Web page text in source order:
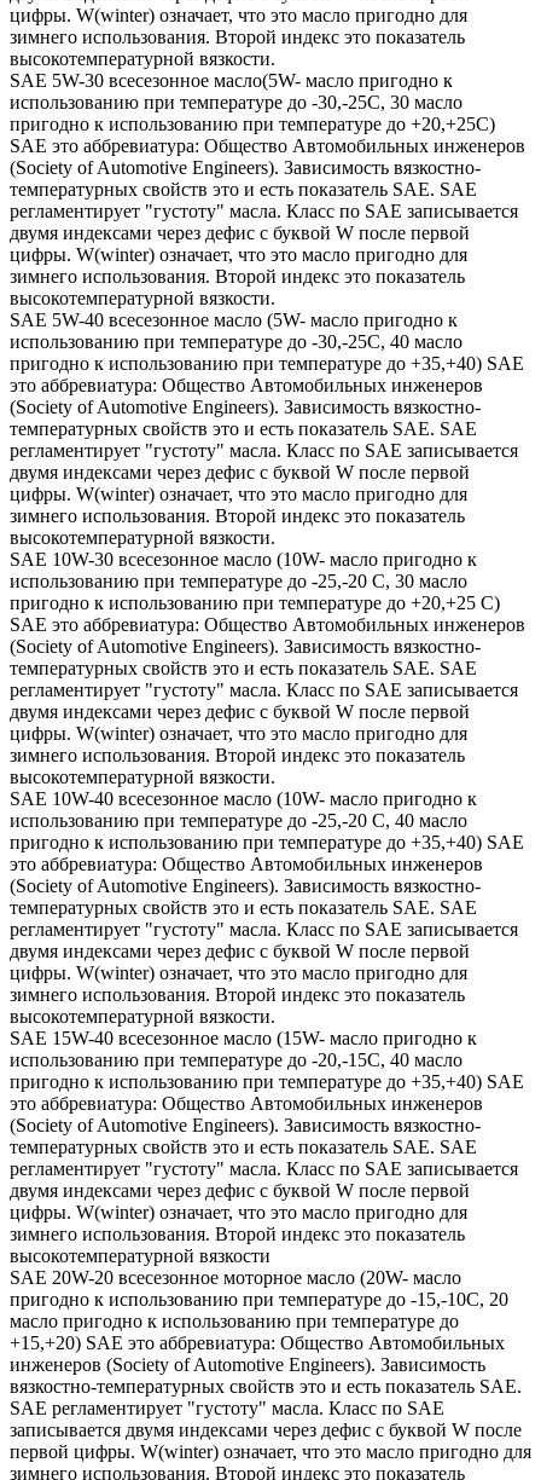
цифры. W(winter) означает, что это масло пригодно для
зимнего использования. Второй индекс это показатель
высокотемпературной вязкости.
SAE 5W-30 всесезонное масло(5W- масло пригодно к
использованию при температуре до -30,-25С, 30 масло
пригодно к использованию при температуре до +20,+25С)
SAE это аббревиатура: Общество Автомобильных инженеров
(Society of Automotive Engineers). Зависимость вязкостно-
температурных свойств это и есть показатель SAE. SAE
регламентирует "густоту" масла. Класс по SAE записывается
двумя индексами через дефис с буквой W после первой
цифры. W(winter) означает, что это масло пригодно для
зимнего использования. Второй индекс это показатель
высокотемпературной вязкости.
SAE 5W-40 всесезонное масло (5W- масло пригодно к
использованию при температуре до -30,-25С, 40 масло
пригодно к использованию при температуре до +35,+40) SAE
это аббревиатура: Общество Автомобильных инженеров
(Society of Automotive Engineers). Зависимость вязкостно-
температурных свойств это и есть показатель SAE. SAE
регламентирует "густоту" масла. Класс по SAE записывается
двумя индексами через дефис с буквой W после первой
цифры. W(winter) означает, что это масло пригодно для
зимнего использования. Второй индекс это показатель
высокотемпературной вязкости.
SAE 10W-30 всесезонное масло (10W- масло пригодно к
использованию при температуре до -25,-20 С, 30 масло
пригодно к использованию при температуре до +20,+25 С)
SAE это аббревиатура: Общество Автомобильных инженеров
(Society of Automotive Engineers). Зависимость вязкостно-
температурных свойств это и есть показатель SAE. SAE
регламентирует "густоту" масла. Класс по SAE записывается
двумя индексами через дефис с буквой W после первой
цифры. W(winter) означает, что это масло пригодно для
зимнего использования. Второй индекс это показатель
высокотемпературной вязкости.
SAE 10W-40 всесезонное масло (10W- масло пригодно к
использованию при температуре до -25,-20 С, 40 масло
пригодно к использованию при температуре до +35,+40) SAE
это аббревиатура: Общество Автомобильных инженеров
(Society of Automotive Engineers). Зависимость вязкостно-
температурных свойств это и есть показатель SAE. SAE
регламентирует "густоту" масла. Класс по SAE записывается
двумя индексами через дефис с буквой W после первой
цифры. W(winter) означает, что это масло пригодно для
зимнего использования. Второй индекс это показатель
высокотемпературной вязкости.
SAE 15W-40 всесезонное масло (15W- масло пригодно к
использованию при температуре до -20,-15С, 40 масло
пригодно к использованию при температуре до +35,+40) SAE
это аббревиатура: Общество Автомобильных инженеров
(Society of Automotive Engineers). Зависимость вязкостно-
температурных свойств это и есть показатель SAE. SAE
регламентирует "густоту" масла. Класс по SAE записывается
двумя индексами через дефис с буквой W после первой
цифры. W(winter) означает, что это масло пригодно для
зимнего использования. Второй индекс это показатель
высокотемпературной вязкости
SAE 20W-20 всесезонное моторное масло (20W- масло
пригодно к использованию при температуре до -15,-10С, 20
масло пригодно к использованию при температуре до
+15,+20) SAE это аббревиатура: Общество Автомобильных
инженеров (Society of Automotive Engineers). Зависимость
вязкостно-температурных свойств это и есть показатель SAE.
SAE регламентирует "густоту" масла. Класс по SAE
записывается двумя индексами через дефис с буквой W после
первой цифры. W(winter) означает, что это масло пригодно для
зимнего использования. Второй индекс это показатель